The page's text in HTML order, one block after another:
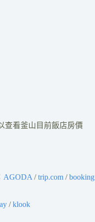
查看釜山目前飯店房價
AGODA /trip.com /booking
/klook